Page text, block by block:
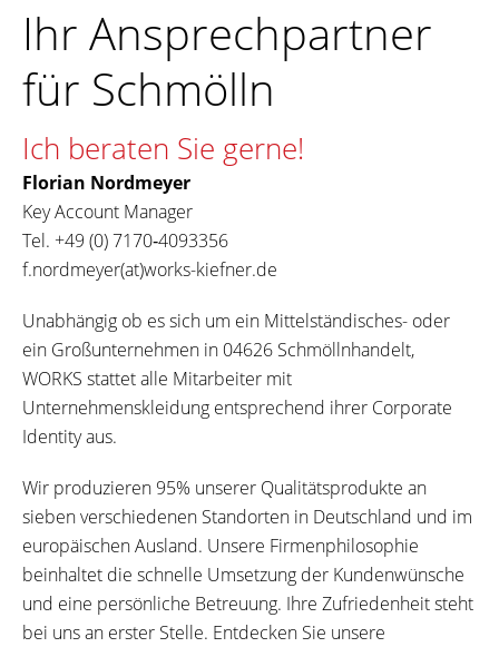
Ihr Ansprechpartner
für Schmölln
Ich beraten Sie gerne!
Florian Nordmeyer
Key Account Manager
Tel. +49 (0) 7170‐4093356
f.nordmeyer(at)works-kiefner.de
Unabhängig ob es sich um ein Mittelständisches- oder
ein Großunternehmen in 04626 Schmöllnhandelt,
WORKS stattet alle Mitarbeiter mit
Unternehmenskleidung entsprechend ihrer Corporate
Identity aus.
Wir produzieren 95% unserer Qualitätsprodukte an
sieben verschiedenen Standorten in Deutschland und im
europäischen Ausland. Unsere Firmenphilosophie
beinhaltet die schnelle Umsetzung der Kundenwünsche
und eine persönliche Betreuung. Ihre Zufriedenheit steht
bei uns an erster Stelle. Entdecken Sie unsere